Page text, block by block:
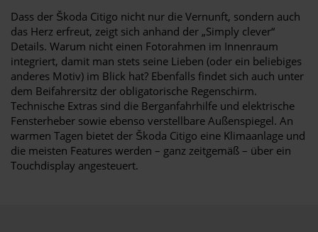
Dass der Škoda Citigo nicht nur die Vernunft, sondern auch
das Herz erfreut, zeigt sich anhand der „Simply clever“
Details. Warum nicht einen Fotorahmen im Innenraum
integriert, damit man stets seine Lieben (oder ein beliebiges
anderes Motiv) im Blick hat? Ebenfalls findet sich auch unter
dem Beifahrersitz der obligatorische Regenschirm.
Technische Extras sind die Berganfahrhilfe und elektrische
Fensterheber sowie ebenso verstellbare Außenspiegel. An
warmen Tagen bietet der Škoda Citigo eine Klimaanlage und
die meisten Features werden – ganz zeitgemäß – über ein
Touchdisplay angesteuert.